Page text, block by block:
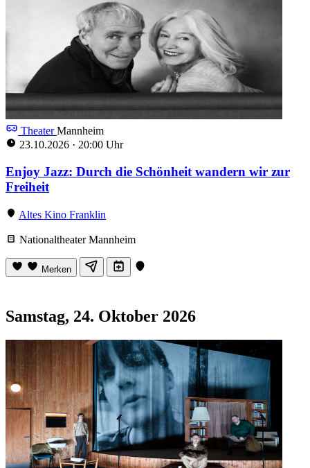
TheaterMannheim
23.10.2026 · 20:00 Uhr
Enjoy Jazz: Durch die Schönheit wandern wir zur
Freiheit
Altes Kino Franklin
Nationaltheater Mannheim
Merken
Samstag, 24. Oktober 2026